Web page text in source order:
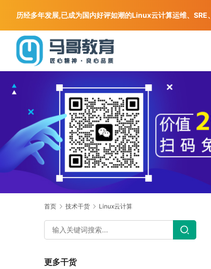
首页 技术干货 Linux云计算
更多干货
历经多年发展,已成为国内好评如潮的Linux云计算运维、